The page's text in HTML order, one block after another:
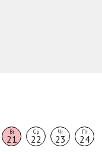
Вт
21
Ср
22
Чт
23
Пт
24